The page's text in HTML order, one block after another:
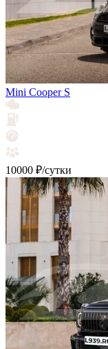
Mini Cooper S
10000 ₽/сутки